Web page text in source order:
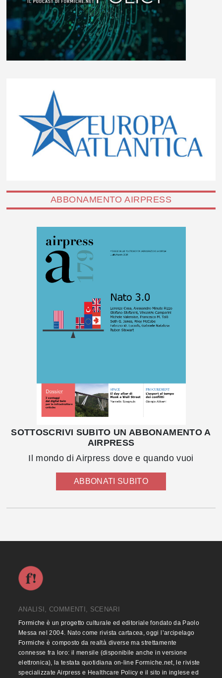
ABBONAMENTO AIRPRESS
SOTTOSCRIVI SUBITO UN ABBONAMENTO A
AIRPRESS
Il mondo di Airpress dove e quando vuoi
ABBONATI SUBITO
ANALISI, COMMENTI, SCENARI
Formiche è un progetto culturale ed editoriale fondato da Paolo
Messa nel 2004. Nato come rivista cartacea, oggi l’arcipelago
Formiche è composto da realtà diverse ma strettamente
connesse fra loro: il mensile (disponibile anche in versione
elettronica), la testata quotidiana on-line Formiche.net, le riviste
specializzate Airpress e Healthcare Policy e il sito in inglese ed